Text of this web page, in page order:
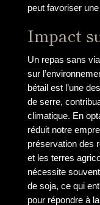
peut favoriser
Impact
Un repas sans
sur
bétail est l’une
de serre,
climatique. En
réduit notre
préservation des
et les terres
nécessite
de soja, ce qui
pour répondre à